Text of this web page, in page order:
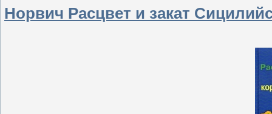
Норвич Расцвет и закат